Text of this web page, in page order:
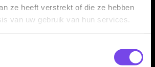
ze heeft verstrekt of die ze hebben
van uw gebruik van hun services.
de Zwaan Phase 3 90% dartpijlen worden
met een complete Unicorn Jeffrey de